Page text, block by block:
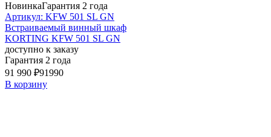
НовинкаГарантия 2 года
Артикул: KFW 501 SL GN
Встраиваемый винный шкаф
KORTING KFW 501 SL GN
доступно к заказу
Гарантия 2 года
91 990 ₽91990
В корзину